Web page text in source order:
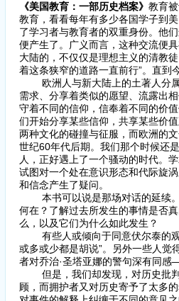
《美国教育：一部历史档案》 教育
教育，看看每年有多少各国学子到
了学习者与教育者的双重身份。他
便产生了。广义而言，这种交流便
大陆的，不仅仅是理想主义的清教
着这条狭窄的道路一直前行”。直到
欧洲人与新大陆上的土著人分属
需求、分享着类似的愿望、流露出
守着不同的信仰，信奉着不同的价
们开始分享某些信仰，共享某些价
两种文化的碰撞与征服，而欧洲的
世纪60年代后期。我们那个时候还
人，正好遇上了一个骚动的时代。
试图对一个处在意识形态和代际旋
和信念产生了疑问。
本书可以说是那场对话的延续。
何在？了解过去所发生的事情是否
么，以及它们为什么如此发生？
有些人或倾向于同意伏尔泰的观
或多或少都是胡说”。另外一些人
者对乔治·圣塔亚娜的警句深有同
但是，我们却发现，对历史批判
顾，而拥护者又对历史寄予了太多